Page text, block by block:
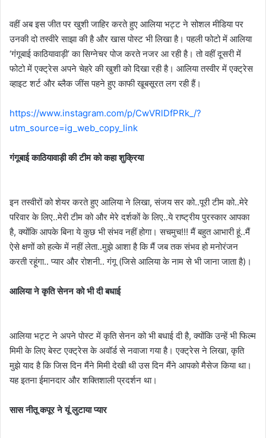
वहीं अब इस जीत पर खुशी जाहिर करते हुए आलिया भट्ट ने सोशल मीडिया पर
उनकी दो तस्वीरे साझा की है और खास पोस्ट भी लिखा है। पहली फोटो में आलिया
‘गंगूबाई काठियावाड़ी’ का सिग्नेचर पोज करते नजर आ रही है। तो वहीं दूसरी में
फोटो में एक्ट्रेस अपने चेहरे की खुशी को दिखा रही है। आलिया तस्वीर में एक्ट्रेस
व्हाइट शर्ट और ब्लैक जींस पहने हुए काफी खूबसूरत लग रही हैं।
https://www.instagram.com/p/CwVRlDfPRk_/?
utm_source=ig_web_copy_link
गंगूबाई काठियावाड़ी की टीम को कहा शुक्रिया
इन तस्वीरों को शेयर करते हुए आलिया ने लिखा, संजय सर को..पूरी टीम को..मेरे
परिवार के लिए..मेरी टीम को और मेरे दर्शकों के लिए..ये राष्ट्रीय पुरस्कार आपका
है, क्योंकि आपके बिना ये कुछ भी संभव नहीं होगा। सचमुच!!! मैं बहुत आभारी हूं..मैं
ऐसे क्षणों को हल्के में नहीं लेता..मुझे आशा है कि मैं जब तक संभव हो मनोरंजन
करती रहूंगा.. प्यार और रोशनी.. गंगू (जिसे आलिया के नाम से भी जाना जाता है)।
आलिया ने कृति सेनन को भी दी बधाई
आलिया भट्ट ने अपने पोस्ट में कृति सेनन को भी बधाई दी है, क्योंकि उन्हें भी फिल्म
मिमी के लिए बेस्ट एक्ट्रेस के अवॉर्ड से नवाजा गया है। एक्ट्रेस ने लिखा, कृति
मुझे याद है कि जिस दिन मैंने मिमी देखी थी उस दिन मैंने आपको मैसेज किया था।
यह इतना ईमानदार और शक्तिशाली प्रदर्शन था।
सास नीतू कपूर ने यूं लुटाया प्यार